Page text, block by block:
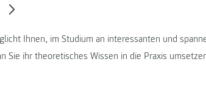
Ihnen, im Studium an interessanten und
Sie ihr theoretisches Wissen in die Praxis